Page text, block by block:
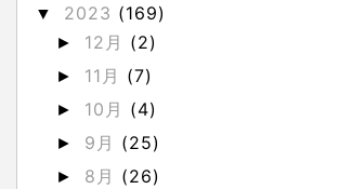
▼ 2023 (169)
► 12月 (2)
► 11月 (7)
► 10月 (4)
► 9月 (25)
► 8月 (26)